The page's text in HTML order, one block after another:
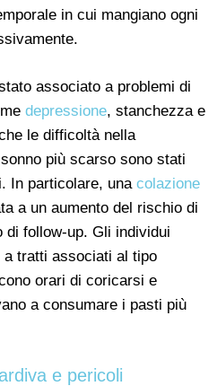
in cui mangiano ogni
associato a problemi di
depressione, stanchezza e
le difficoltà nella
più scarso sono stati
In particolare, una colazione
a un aumento del rischio di
di follow-up. Gli individui
tratti associati al tipo
orari di coricarsi e
a consumare i pasti più
e pericoli